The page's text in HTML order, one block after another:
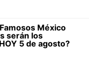
México
serán los
5 de agosto?